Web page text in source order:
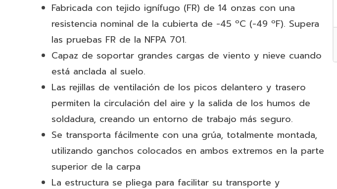
Fabricada con tejido ignífugo (FR) de 14 onzas con una
resistencia nominal de la cubierta de -45 ºC (-49 ºF). Supera
las pruebas FR de la NFPA 701.
Capaz de soportar grandes cargas de viento y nieve cuando
está anclada al suelo.
Las rejillas de ventilación de los picos delantero y trasero
permiten la circulación del aire y la salida de los humos de
soldadura, creando un entorno de trabajo más seguro.
Se transporta fácilmente con una grúa, totalmente montada,
utilizando ganchos colocados en ambos extremos en la parte
superior de la carpa
La estructura se pliega para facilitar su transporte y